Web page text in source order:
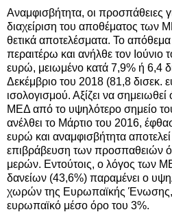
Αναμφισβήτητα, οι προσπάθειες
διαχείριση του αποθέματος των
θετικά αποτελέσματα. Το
περαιτέρω και ανήλθε τον Ιούνιο
ευρώ, μειωμένο κατά 7,9% ή 6,4
Δεκέμβριο του 2018 (81,8 δισεκ.
ισολογισμού. Αξίζει να
ΜΕΔ από το υψηλότερο σημείο
ανέλθει το Μάρτιο του 2016,
ευρώ και αναμφισβήτητα αποτελεί
επιβράβευση των προσπαθειών
μερών. Εντούτοις, ο λόγος των
δανείων (43,6%) παραμένει ο
χωρών της Ευρωπαϊκής Ένωσης,
ευρωπαϊκό μέσο όρο του 3%.